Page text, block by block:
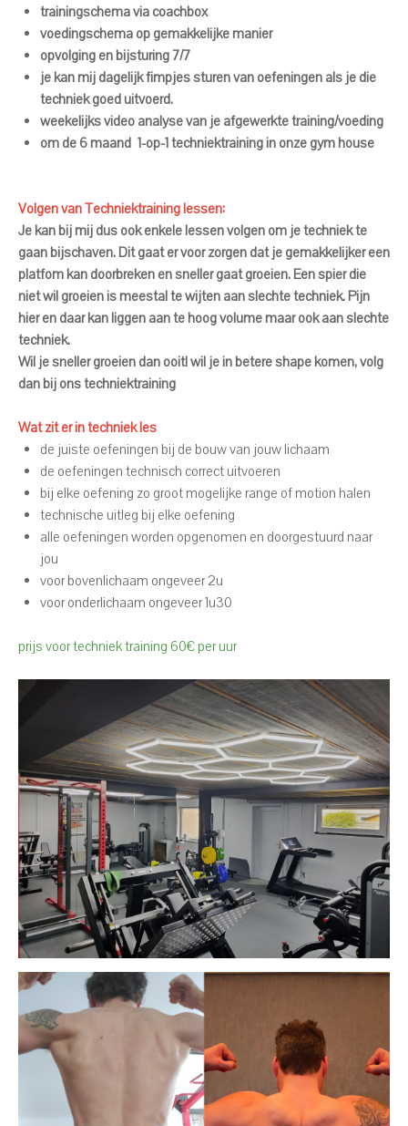
trainingschema via coachbox
voedingschema op gemakkelijke manier
opvolging en bijsturing 7/7
je kan mij dagelijk fimpjes sturen van oefeningen als je die
techniek goed uitvoerd.
weekelijks video analyse van je afgewerkte training/voeding
om de 6 maand 1-op-1 techniektraining in onze gym house
Volgen van Techniektraining lessen:
Je kan bij mij dus ook enkele lessen volgen om je techniek te
gaan bijschaven. Dit gaat er voor zorgen dat je gemakkelijker een
platfom kan doorbreken en sneller gaat groeien. Een spier die
niet wil groeien is meestal te wijten aan slechte techniek. Pijn
hier en daar kan liggen aan te hoog volume maar ook aan slechte
techniek.
Wil je sneller groeien dan ooit! wil je in betere shape komen, volg
dan bij ons techniektraining
Wat zit er in techniek les
de juiste oefeningen bij de bouw van jouw lichaam
de oefeningen technisch correct uitvoeren
bij elke oefening zo groot mogelijke range of motion halen
technische uitleg bij elke oefening
alle oefeningen worden opgenomen en doorgestuurd naar
jou
voor bovenlichaam ongeveer 2u
voor onderlichaam ongeveer 1u30
prijs voor techniek training 60€ per uur